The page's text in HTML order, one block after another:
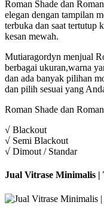
Roman Shade dan
elegan dengan tampilan
terbuka dan saat tertutup
kesan mewah.
Mutiaragordyn menjual
berbagai ukuran,warna
dan ada banyak pilihan
dan pilih sesuai yang
Roman Shade dan
√ Blackout
√ Semi Blackout
√ Dimout / Standar
Jual Vitrase Minimalis |